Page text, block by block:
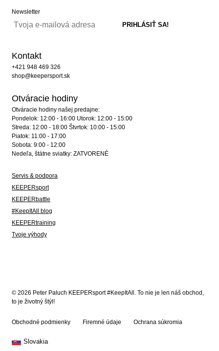
Newsletter
Kontakt
+421 948 469 326
shop@keepersport.sk
Otváracie hodiny
Otváracie hodiny našej predajne:
Pondelok: 12:00 - 16:00 Utorok: 12:00 - 15:00
Streda: 12:00 - 18:00 Štvrtok: 10:00 - 15:00
Piatok: 11:00 - 17:00
Sobota: 9:00 - 12:00
Nedeľa, štátne sviatky: ZATVORENÉ
Servis & podpora
KEEPERsport
KEEPERbattle
#KeepItAll blog
KEEPERtraining
Tvoje výhody
© 2026 Peter Paluch KEEPERsport #KeepItAll. To nie je len náš obchod,
to je životný štýl!
Obchodné podmienky Firemné údaje Ochrana súkromia
Slovakia